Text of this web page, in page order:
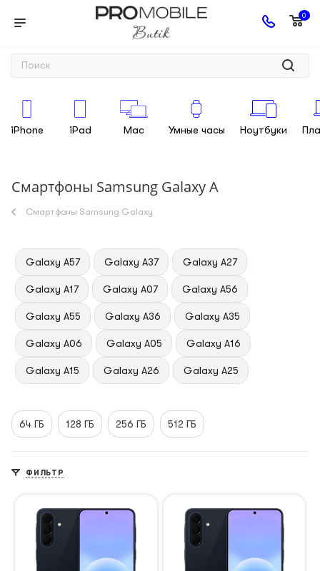
0
iPhone iPad Mac Умные часы Ноутбуки
Смартфоны Samsung Galaxy A
Смартфоны Samsung Galaxy
Galaxy A57 Galaxy A37 Galaxy A27
Galaxy A17 Galaxy A07 Galaxy A56
Galaxy A55 Galaxy A36 Galaxy A35
Galaxy A06 Galaxy A05 Galaxy A16
Galaxy A15 Galaxy A26 Galaxy A25
64 ГБ 128 ГБ 256 ГБ 512 ГБ
ФИЛЬТР